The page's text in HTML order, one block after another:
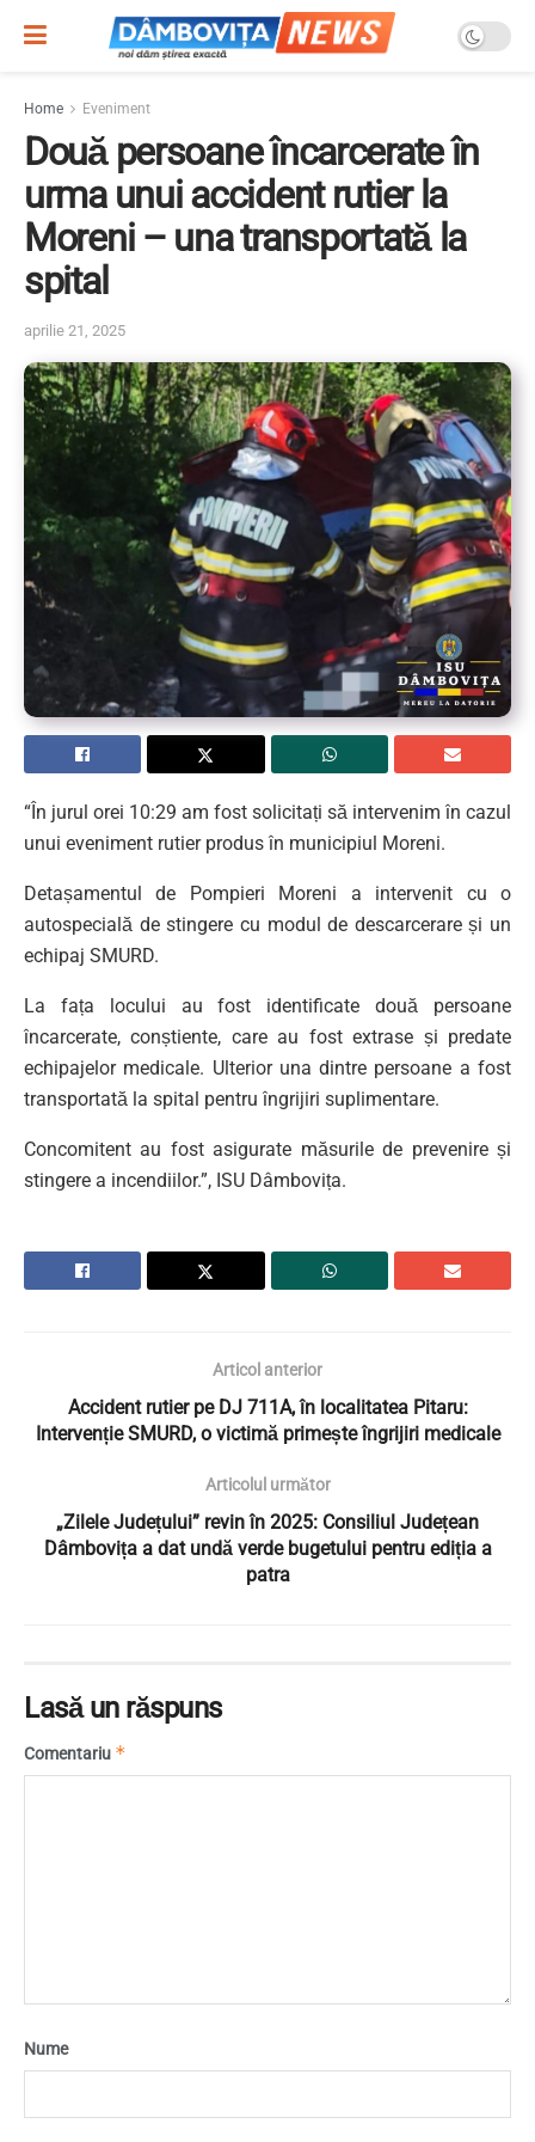
Home Eveniment
Două persoane încarcerate în
urma unui accident rutier la
Moreni – una transportată la
spital
aprilie 21, 2025
“În jurul orei 10:29 am fost solicitați să intervenim în cazul
unui eveniment rutier produs în municipiul Moreni.
Detașamentul de Pompieri Moreni a intervenit cu o
autospecială de stingere cu modul de descarcerare și un
echipaj SMURD.
La fața locului au fost identificate două persoane
încarcerate, conștiente, care au fost extrase și predate
echipajelor medicale. Ulterior una dintre persoane a fost
transportată la spital pentru îngrijiri suplimentare.
Concomitent au fost asigurate măsurile de prevenire și
stingere a incendiilor.”, ISU Dâmbovița.
Articol anterior
Accident rutier pe DJ 711A, în localitatea Pitaru:
Intervenție SMURD, o victimă primește îngrijiri medicale
Articolul următor
„Zilele Județului” revin în 2025: Consiliul Județean
Dâmbovița a dat undă verde bugetului pentru ediția a
patra
Lasă un răspuns
Comentariu *
Nume